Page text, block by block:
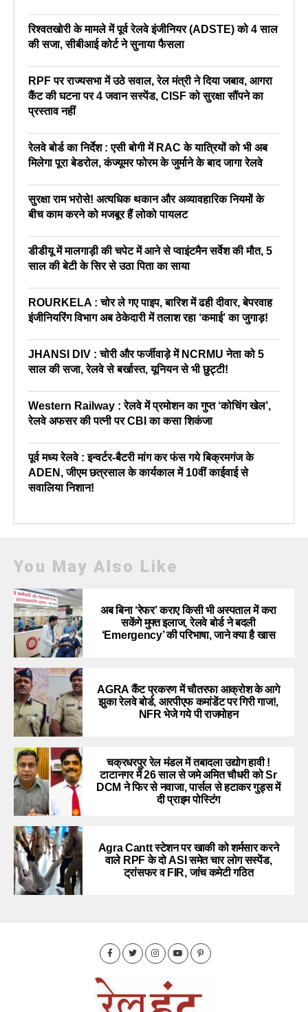
रिश्वतखोरी के मामले में पूर्व रेलवे इंजीनियर (ADSTE) को 4 साल
की सजा, सीबीआई कोर्ट ने सुनाया फैसला
RPF पर राज्यसभा में उठे सवाल, रेल मंत्री ने दिया जबाव, आगरा
कैंट की घटना पर 4 जवान सस्पेंड, CISF को सुरक्षा सौंपने का
प्रस्ताव नहीं
रेलवे बोर्ड का निर्देश : एसी बोगी में RAC के यात्रियों को भी अब
मिलेगा पूरा बेडरोल, कंज्यूमर फोरम के जुर्माने के बाद जागा रेलवे
सुरक्षा राम भरोसे! अत्यधिक थकान और अव्यावहारिक नियमों के
बीच काम करने को मजबूर हैं लोको पायलट
डीडीयू में मालगाड़ी की चपेट में आने से प्वाइंटमैन सर्वेश की मौत, 5
साल की बेटी के सिर से उठा पिता का साया
ROURKELA : चोर ले गए पाइप, बारिश में ढही दीवार, बेपरवाह
इंजीनियरिंग विभाग अब ठेकेदारी में तलाश रहा ‘कमाई’ का जुगाड़!
JHANSI DIV : चोरी और फर्जीवाड़े में NCRMU नेता को 5
साल की सजा, रेलवे से बर्खास्त, यूनियन से भी छुट्टी!
Western Railway : रेलवे में प्रमोशन का गुप्त ‘कोचिंग खेल’,
रेलवे अफसर की पत्नी पर CBI का कसा शिकंजा
पूर्व मध्य रेलवे : इन्वर्टर-बैटरी मांग कर फंस गये बिक्रमगंज के
ADEN, जीएम छत्रसाल के कार्यकाल में 10वीं काईवाई से
सवालिया निशान!
You May Also Like
अब बिना ‘रेफर’ कराए किसी भी अस्पताल में करा
सकेंगे मुफ्त इलाज, रेलवे बोर्ड ने बदली
‘Emergency’ की परिभाषा, जाने क्या है खास
AGRA कैंट प्रकरण में चौतरफा आक्रोश के आगे
झुका रेलवे बोर्ड, आरपीएफ कमांडेंट पर गिरी गाज!,
NFR भेजे गये पी राजमोहन
चक्रधरपुर रेल मंडल में तबादला उद्योग हावी !
टाटानगर में 26 साल से जमे अमित चौधरी को Sr
DCM ने फिर से नवाजा, पार्सल से हटाकर गुड्स में
दी प्राइम पोस्टिंग
Agra Cantt स्टेशन पर खाकी को शर्मसार करने
वाले RPF के दो ASI समेत चार लोग सस्पेंड,
ट्रांसफर व FIR, जांच कमेटी गठित